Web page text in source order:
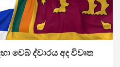
වෙබ් ද්වාරය අද විවෘත